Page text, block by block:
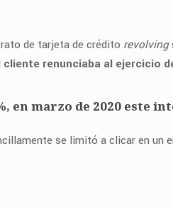
de tarjeta de crédito revolving
renunciaba al ejercicio
en marzo de 2020 este
se limitó a clicar en